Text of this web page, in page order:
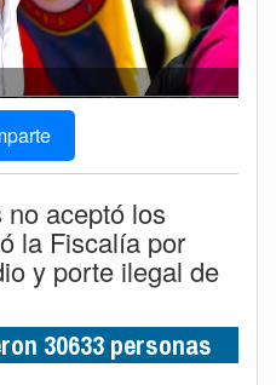
aceptó los
la Fiscalía por
y porte ilegal de
30633 personas